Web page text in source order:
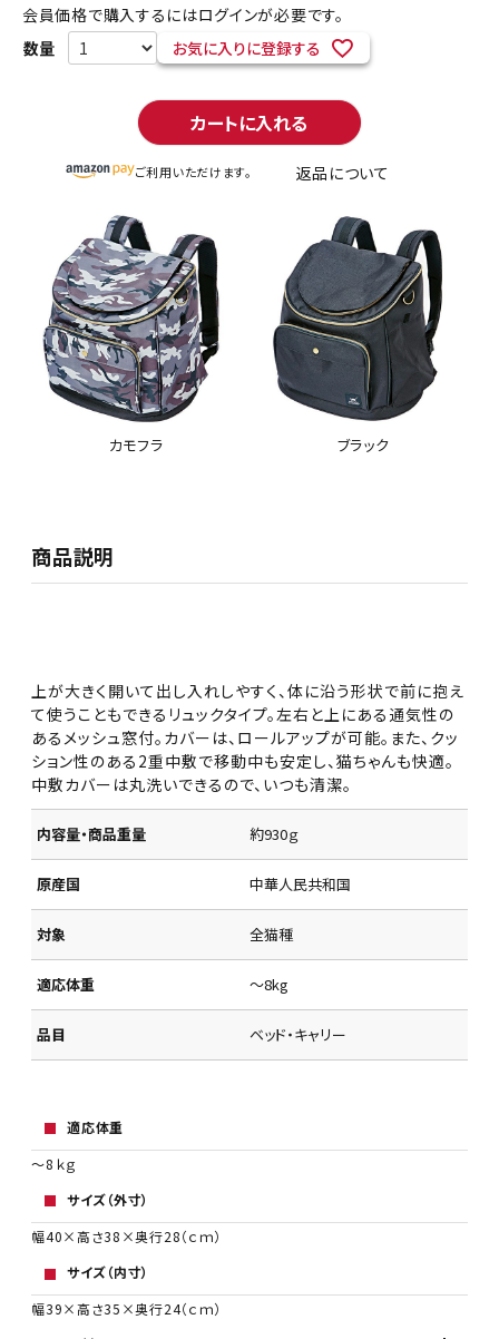
会員価格で購入するにはログインが必要です。
お気に入りに登録する
カートに入れる
ご利用いただけます。 返品について
カモフラ ブラック
商品説明
上が大きく開いて出し入れしやすく、体に沿う形状で前に抱え
て使うこともできるリュックタイプ。左右と上にある通気性の
あるメッシュ窓付。カバーは、ロールアップが可能。また、クッ
ション性のある2重中敷で移動中も安定し、猫ちゃんも快適。
中敷カバーは丸洗いできるので、いつも清潔。
内容量・商品重量 約930ｇ
原産国 中華人民共和国
対象 全猫種
適応体重 ～8kg
品目 ベッド・キャリー
適応体重
～8ｋｇ
サイズ（外寸）
幅40×高さ38×奥行28（ｃｍ）
サイズ（内寸）
幅39×高さ35×奥行24（ｃｍ）